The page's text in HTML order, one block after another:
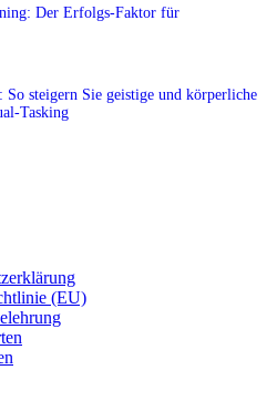
Der Erfolgs-Faktor für
So steigern Sie geistige und körperliche
Tasking
(EU)